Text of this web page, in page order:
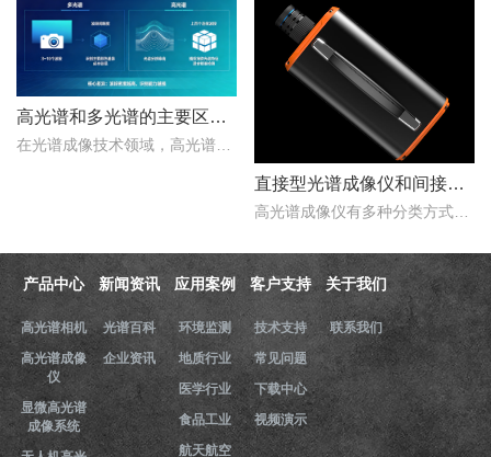
高光谱和多光谱的主要区别有哪些？
在光谱成像技术领域，高光谱成像与多光谱成像代表了两个重要的技术方向。..
直接型光谱成像仪和间接型光谱成像仪区别
产品中心
高光谱相机
高光谱成像
仪
显微高光谱
成像系统
新闻资讯
光谱百科
企业资讯
应用案例
环境监测
地质行业
医学行业
食品工业
航天航空
客户支持
技术支持
常见问题
下载中心
视频演示
关于我们
联系我们